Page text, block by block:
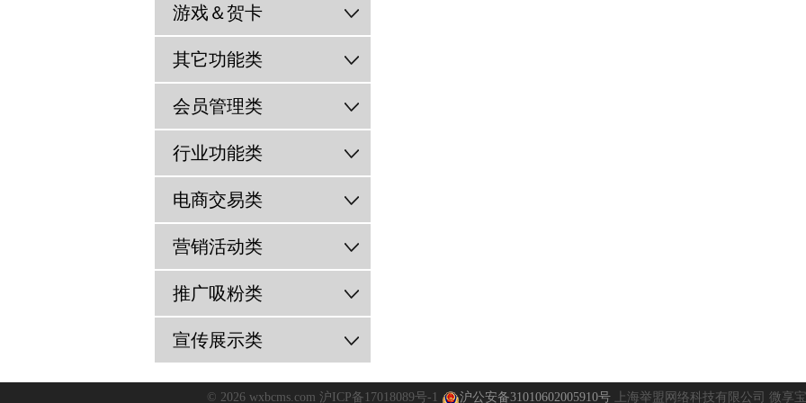
游戏＆贺卡
其它功能类
会员管理类
行业功能类
电商交易类
营销活动类
推广吸粉类
宣传展示类
© 2026 wxbcms.com 沪ICP备17018089号-1 沪公安备31010602005910号上海举盟网络科技有限公司 微享